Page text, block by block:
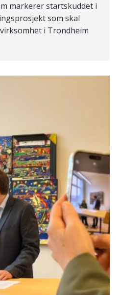
markerer startskuddet i
som skal
i Trondheim